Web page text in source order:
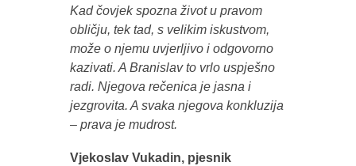
Kad čovjek spozna život u pravom
obličju, tek tad, s velikim iskustvom,
može o njemu uvjerljivo i odgovorno
kazivati. A Branislav to vrlo uspješno
radi. Njegova rečenica je jasna i
jezgrovita. A svaka njegova konkluzija
– prava je mudrost.
Vjekoslav Vukadin, pjesnik